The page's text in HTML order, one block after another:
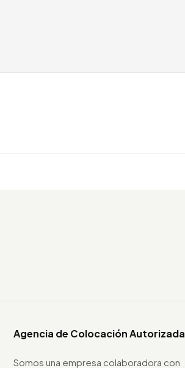
Agencia de Colocación Autorizada
Somos una empresa colaboradora con